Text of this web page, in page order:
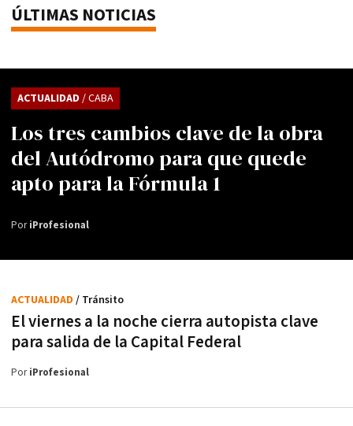
ÚLTIMAS NOTICIAS
Los tres cambios clave de la obra
del Autódromo para que quede
apto para la Fórmula 1
ACTUALIDAD / CABA
PoriProfesional
El viernes a la noche cierra autopista clave
para salida de la Capital Federal
ACTUALIDAD / Tránsito
PoriProfesional